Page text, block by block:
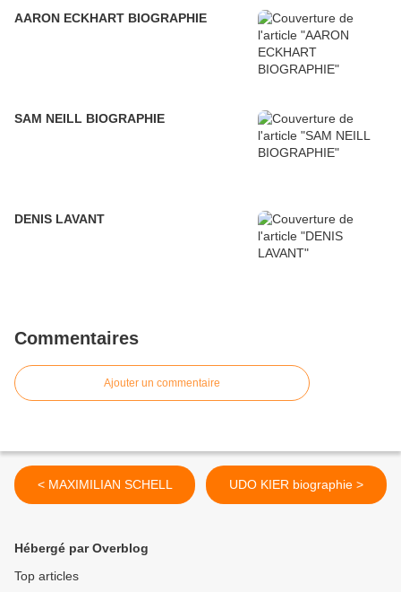
AARON ECKHART BIOGRAPHIE
SAM NEILL BIOGRAPHIE
DENIS LAVANT
Commentaires
Ajouter un commentaire
< MAXIMILIAN SCHELL UDO KIER biographie >
Hébergé par Overblog
Top articles